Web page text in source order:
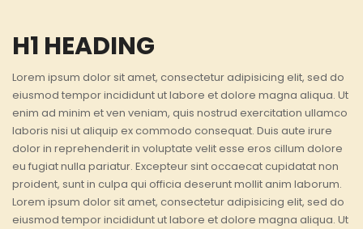
H1 HEADING
Lorem ipsum dolor sit amet, consectetur adipisicing elit, sed do
eiusmod tempor incididunt ut labore et dolore magna aliqua. Ut
enim ad minim et ven veniam, quis nostrud exercitation ullamco
laboris nisi ut aliquip ex commodo consequat. Duis aute irure
dolor in reprehenderit in voluptate velit esse eros cillum dolore
eu fugiat nulla pariatur. Excepteur sint occaecat cupidatat non
proident, sunt in culpa qui officia deserunt mollit anim laborum.
Lorem ipsum dolor sit amet, consectetur adipisicing elit, sed do
eiusmod tempor incididunt ut labore et dolore magna aliqua. Ut